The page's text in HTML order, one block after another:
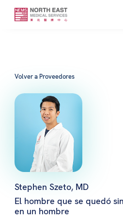
Volver a Proveedores
Stephen Szeto, MD
El hombre que se quedó
en un hombre